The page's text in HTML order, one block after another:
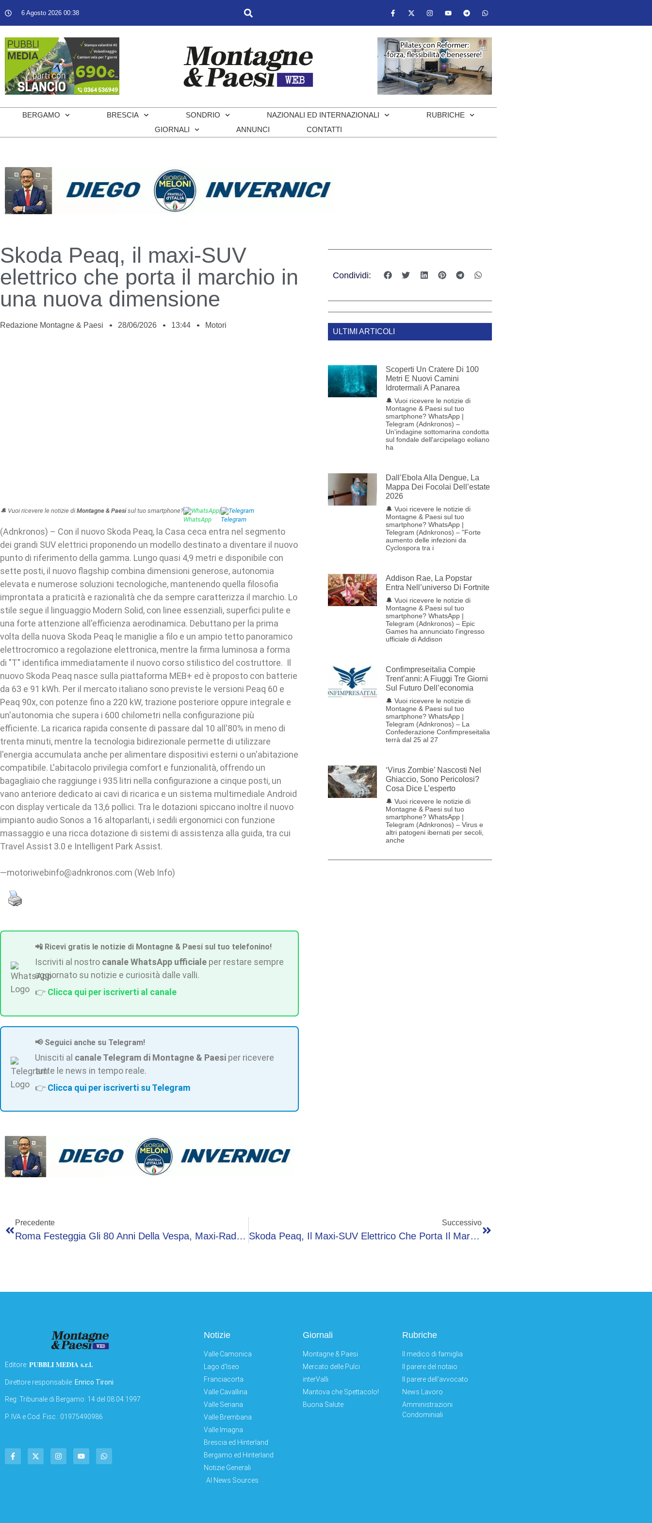
6 Agosto 2026 00:38
BERGAMO BRESCIA SONDRIO NAZIONALI ED INTERNAZIONALI
RUBRICHE
GIORNALI
ANNUNCI CONTATTI
Skoda Peaq, il maxi-SUV
elettrico che porta il marchio in
una nuova dimensione
Redazione Montagne & Paesi 28/06/2026 13:44 Motori
🔔 Vuoi ricevere le notizie di Montagne & Paesisul tuo smartphone? WhatsApp| Telegram
(Adnkronos) – Con il nuovo Skoda Peaq, la Casa ceca entra nel segmento
dei grandi SUV elettrici proponendo un modello destinato a diventare il nuovo
punto di riferimento della gamma. Lungo quasi 4,9 metri e disponibile con
sette posti, il nuovo flagship combina dimensioni generose, autonomia
elevata e numerose soluzioni tecnologiche, mantenendo quella filosofia
improntata a praticità e razionalità che da sempre caratterizza il marchio. Lo
stile segue il linguaggio Modern Solid, con linee essenziali, superfici pulite e
una forte attenzione all'efficienza aerodinamica. Debuttano per la prima
volta della nuova Skoda Peaq le maniglie a filo e un ampio tetto panoramico
elettrocromico a regolazione elettronica, mentre la firma luminosa a forma
di "T" identifica immediatamente il nuovo corso stilistico del costruttore. Il
nuovo Skoda Peaq nasce sulla piattaforma MEB+ ed è proposto con batterie
da 63 e 91 kWh. Per il mercato italiano sono previste le versioni Peaq 60 e
Peaq 90x, con potenze fino a 220 kW, trazione posteriore oppure integrale e
un'autonomia che supera i 600 chilometri nella configurazione più
efficiente. La ricarica rapida consente di passare dal 10 all'80% in meno di
trenta minuti, mentre la tecnologia bidirezionale permette di utilizzare
l'energia accumulata anche per alimentare dispositivi esterni o un'abitazione
compatibile. L'abitacolo privilegia comfort e funzionalità, offrendo un
bagagliaio che raggiunge i 935 litri nella configurazione a cinque posti, un
vano anteriore dedicato ai cavi di ricarica e un sistema multimediale Android
con display verticale da 13,6 pollici. Tra le dotazioni spiccano inoltre il nuovo
impianto audio Sonos a 16 altoparlanti, i sedili ergonomici con funzione
massaggio e una ricca dotazione di sistemi di assistenza alla guida, tra cui
Travel Assist 3.0 e Intelligent Park Assist.
—motoriwebinfo@adnkronos.com (Web Info)
📲 Ricevi gratis le notizie di Montagne & Paesi sul tuo telefonino!
Iscriviti al nostro canale WhatsApp ufficiale per restare sempre
aggiornato su notizie e curiosità dalle valli.
👉 Clicca qui per iscriverti al canale
📢 Seguici anche su Telegram!
Unisciti al canale Telegram di Montagne & Paesi per ricevere
tutte le news in tempo reale.
👉 Clicca qui per iscriverti su Telegram
Condividi:
ULTIMI ARTICOLI
Scoperti Un Cratere Di 100
Metri E Nuovi Camini
Idrotermali A Panarea
🔔 Vuoi ricevere le notizie di
Montagne & Paesi sul tuo
smartphone? WhatsApp |
Telegram (Adnkronos) –
Un'indagine sottomarina condotta
sul fondale dell'arcipelago eoliano
ha
Dall’Ebola Alla Dengue, La
Mappa Dei Focolai Dell’estate
2026
🔔 Vuoi ricevere le notizie di
Montagne & Paesi sul tuo
smartphone? WhatsApp |
Telegram (Adnkronos) – "Forte
aumento delle infezioni da
Cyclospora tra i
Addison Rae, La Popstar
Entra Nell’universo Di Fortnite
🔔 Vuoi ricevere le notizie di
Montagne & Paesi sul tuo
smartphone? WhatsApp |
Telegram (Adnkronos) – Epic
Games ha annunciato l'ingresso
ufficiale di Addison
Confimpreseitalia Compie
Trent’anni: A Fiuggi Tre Giorni
Sul Futuro Dell’economia
🔔 Vuoi ricevere le notizie di
Montagne & Paesi sul tuo
smartphone? WhatsApp |
Telegram (Adnkronos) – La
Confederazione Confimpreseitalia
terrà dal 25 al 27
‘Virus Zombie’ Nascosti Nel
Ghiaccio, Sono Pericolosi?
Cosa Dice L’esperto
🔔 Vuoi ricevere le notizie di
Montagne & Paesi sul tuo
smartphone? WhatsApp |
Telegram (Adnkronos) – Virus e
altri patogeni ibernati per secoli,
anche
Precedente
Roma Festeggia Gli 80 Anni Della Vespa, Maxi-Raduno Ed Edizione Speciale Limitata
Successivo
Skoda Peaq, Il Maxi-SUV Elettrico Che Porta Il Marchio In Una Nuova Dimensione
Editore: PUBBLI MEDIA s.r.l.
Direttore responsabile: Enrico Tironi
Reg: Tribunale di Bergamo: 14 del 08.04.1997
P. IVA e Cod. Fisc.: 01975490986
Notizie
Valle Camonica
Lago d'Iseo
Franciacorta
Valle Cavallina
Valle Seriana
Valle Brembana
Valle Imagna
Brescia ed Hinterland
Bergamo ed Hinterland
Notizie Generali
AI News Sources
Giornali
Montagne & Paesi
Mercato delle Pulci
interValli
Mantova che Spettacolo!
Buona Salute
Rubriche
Il medico di famiglia
Il parere del notaio
Il parere dell'avvocato
News Lavoro
Amministrazioni
Condominiali